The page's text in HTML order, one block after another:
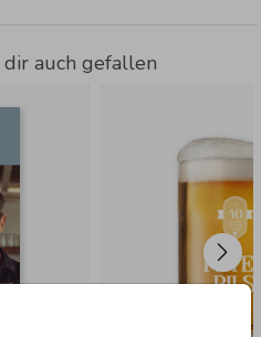
auch gefallen